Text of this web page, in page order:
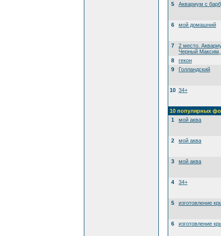
5
Аквариум с
6 мой домашний
7
2 место.
Черный Максим,
8
гекон
9
Голландский
10 34+
10 популярных
1
мой аква
2 мой аква
3 мой аква
4 34+
5 изготовление
6 изготовление